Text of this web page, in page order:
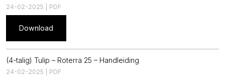
24-02-2025 | PDF
Download
(4-talig) Tulip – Roterra 25 – Handleiding
24-02-2025 | PDF